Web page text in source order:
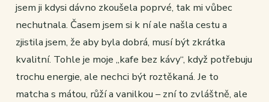
jsem ji kdysi dávno zkoušela poprvé, tak mi vůbec
nechutnala. Časem jsem si k ní ale našla cestu a
zjistila jsem, že aby byla dobrá, musí být zkrátka
kvalitní. Tohle je moje „kafe bez kávy“, když potřebuju
trochu energie, ale nechci být roztěkaná. Je to
matcha s mátou, růží a vanilkou – zní to zvláštně, ale